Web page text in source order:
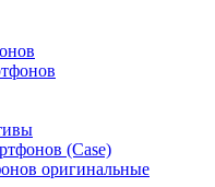
(Case)
оригинальные